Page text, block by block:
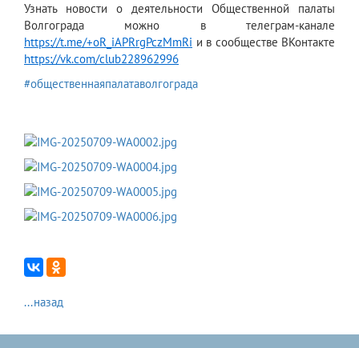
Узнать новости о деятельности Общественной палаты
Волгограда можно в телеграм-канале
https://t.me/+oR_iAPRrgPczMmRi и в сообществе ВКонтакте
https://vk.com/club228962996
#общественнаяпалатаволгограда
...назад